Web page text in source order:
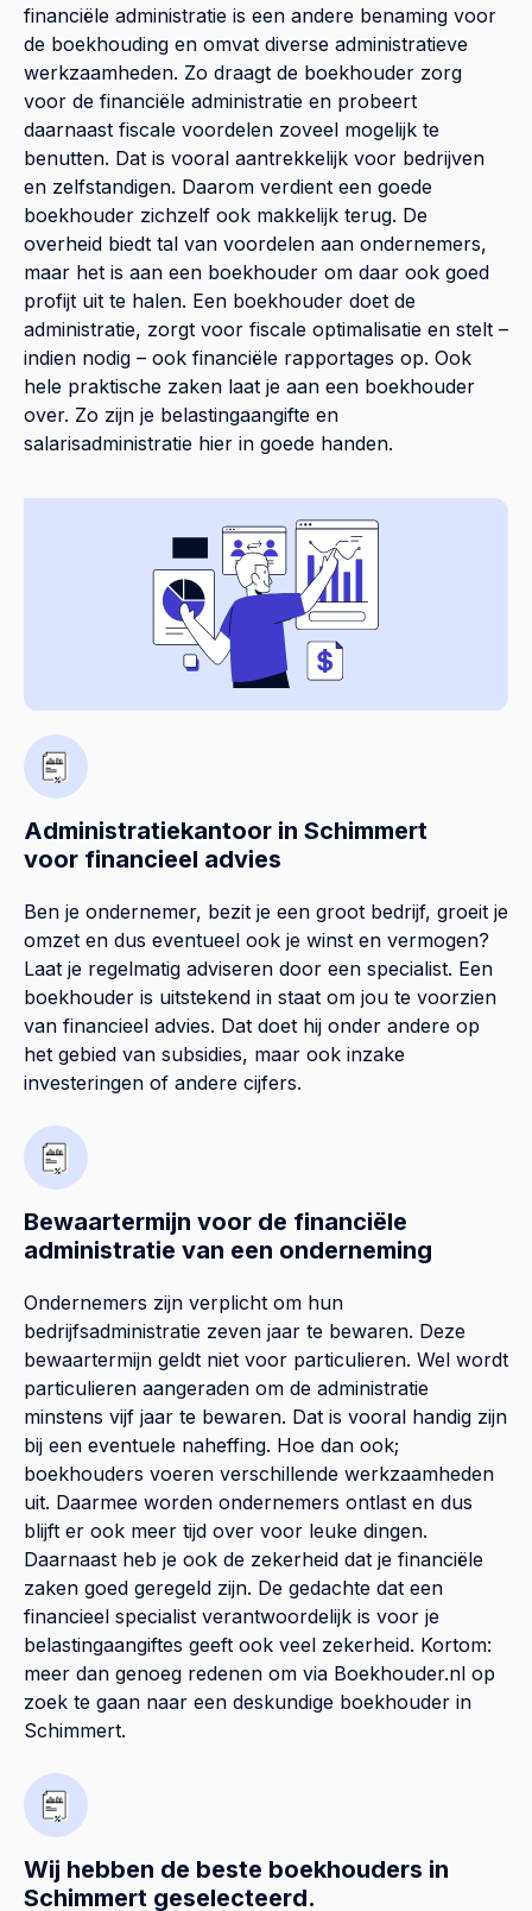
financiële administratie is een andere benaming voor
de boekhouding en omvat diverse administratieve
werkzaamheden. Zo draagt de boekhouder zorg
voor de financiële administratie en probeert
daarnaast fiscale voordelen zoveel mogelijk te
benutten. Dat is vooral aantrekkelijk voor bedrijven
en zelfstandigen. Daarom verdient een goede
boekhouder zichzelf ook makkelijk terug. De
overheid biedt tal van voordelen aan ondernemers,
maar het is aan een boekhouder om daar ook goed
profijt uit te halen. Een boekhouder doet de
administratie, zorgt voor fiscale optimalisatie en stelt –
indien nodig – ook financiële rapportages op. Ook
hele praktische zaken laat je aan een boekhouder
over. Zo zijn je belastingaangifte en
salarisadministratie hier in goede handen.
Administratiekantoor in Schimmert
voor financieel advies
Ben je ondernemer, bezit je een groot bedrijf, groeit je
omzet en dus eventueel ook je winst en vermogen?
Laat je regelmatig adviseren door een specialist. Een
boekhouder is uitstekend in staat om jou te voorzien
van financieel advies. Dat doet hij onder andere op
het gebied van subsidies, maar ook inzake
investeringen of andere cijfers.
Bewaartermijn voor de financiële
administratie van een onderneming
Ondernemers zijn verplicht om hun
bedrijfsadministratie zeven jaar te bewaren. Deze
bewaartermijn geldt niet voor particulieren. Wel wordt
particulieren aangeraden om de administratie
minstens vijf jaar te bewaren. Dat is vooral handig zijn
bij een eventuele naheffing. Hoe dan ook;
boekhouders voeren verschillende werkzaamheden
uit. Daarmee worden ondernemers ontlast en dus
blijft er ook meer tijd over voor leuke dingen.
Daarnaast heb je ook de zekerheid dat je financiële
zaken goed geregeld zijn. De gedachte dat een
financieel specialist verantwoordelijk is voor je
belastingaangiftes geeft ook veel zekerheid. Kortom:
meer dan genoeg redenen om via Boekhouder.nl op
zoek te gaan naar een deskundige boekhouder in
Schimmert.
Wij hebben de beste boekhouders in
Schimmert geselecteerd.